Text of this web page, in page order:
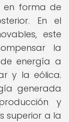
en forma de
En el
este
la
energía a
y la eólica.
generada
y
superior a la